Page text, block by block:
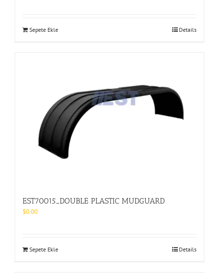
Sepete Ekle Details
EST70015_DOUBLE PLASTIC MUDGUARD
$0.00
Sepete Ekle Details